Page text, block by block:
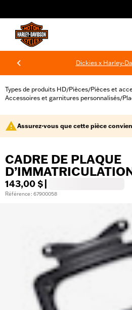
Dickies x Harley-
Types de produits HD/Pièces/Pièces et
Accessoires et garnitures personnalisés/
Assurez-vous que cette pièce
CADRE DE PLAQUE
143,00 $
Référence : 67900058